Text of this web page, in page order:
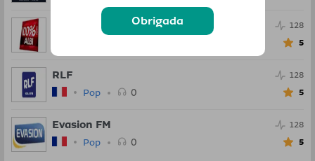
100percent Radio
128
5
RLF
Pop 0
128
5
Evasion FM
Pop 0
128
5
Obrigada